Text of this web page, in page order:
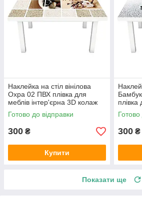
Наклейка на стіл вінілова
Охра 02 ПВХ плівка для
меблів інтер'єрна 3D колаж
пісок 600х1200 мм
Готово до відправки
300 ₴
Купити
плівка
3D
Готово
300 ₴
Показати ще